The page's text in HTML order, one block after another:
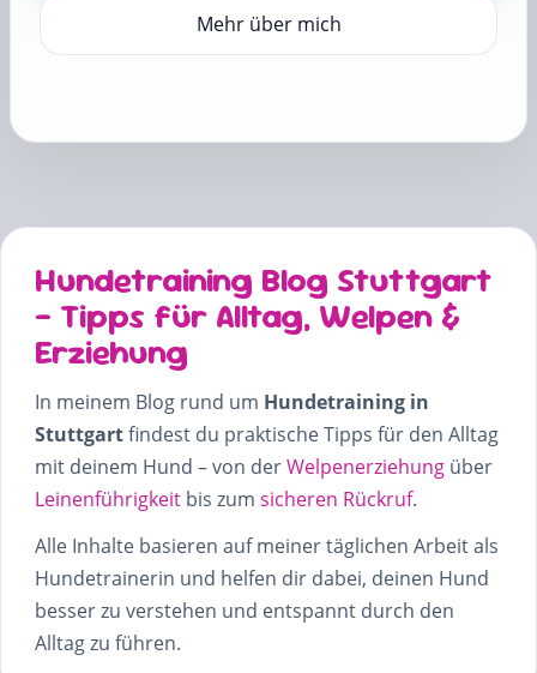
Mehr über mich
Hundetraining Blog Stuttgart
– Tipps für Alltag, Welpen &
Erziehung
In meinem Blog rund um Hundetraining in
Stuttgartfindest du praktische Tipps für den Alltag
mit deinem Hund – von derWelpenerziehung über
Leinenführigkeit bis zum sicheren Rückruf.
Alle Inhalte basieren auf meiner täglichen Arbeit als
Hundetrainerin und helfen dir dabei, deinen Hund
besser zu verstehen und entspannt durch den
Alltag zu führen.